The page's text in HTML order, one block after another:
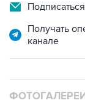
Получать
канале